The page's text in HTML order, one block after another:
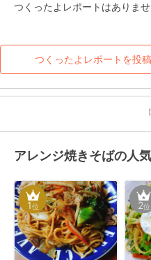
つくったよレポートはありま
つくったよレポートを投
アレンジ焼きそばの人
1位 2位